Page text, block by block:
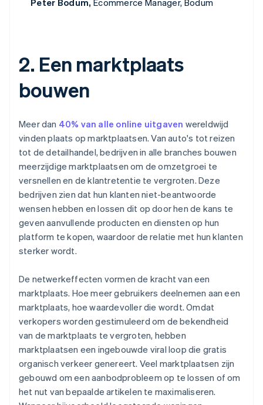
Peter Bodum, Ecommerce Manager, Bodum
2. Een marktplaats
bouwen
Meer dan 40% van alle online uitgaven wereldwijd
vinden plaats op marktplaatsen. Van auto's tot reizen
tot de detailhandel, bedrijven in alle branches bouwen
meerzijdige marktplaatsen om de omzetgroei te
versnellen en de klantretentie te vergroten. Deze
bedrijven zien dat hun klanten niet-beantwoorde
wensen hebben en lossen dit op door hen de kans te
geven aanvullende producten en diensten op hun
platform te kopen, waardoor de relatie met hun klanten
sterker wordt.
De netwerkeffecten vormen de kracht van een
marktplaats. Hoe meer gebruikers deelnemen aan een
marktplaats, hoe waardevoller die wordt. Omdat
verkopers worden gestimuleerd om de bekendheid
van de marktplaats te vergroten, hebben
marktplaatsen een ingebouwde viral loop die gratis
organisch verkeer genereert. Veel marktplaatsen zijn
gebouwd om een aanbodprobleem op te lossen of om
het nut van bepaalde artikelen te maximaliseren.